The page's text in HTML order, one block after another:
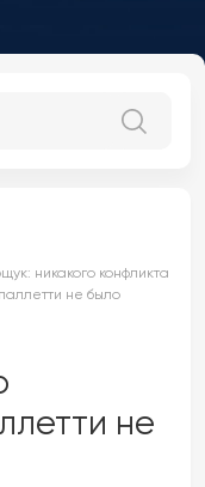
никакого конфликта
не было
не